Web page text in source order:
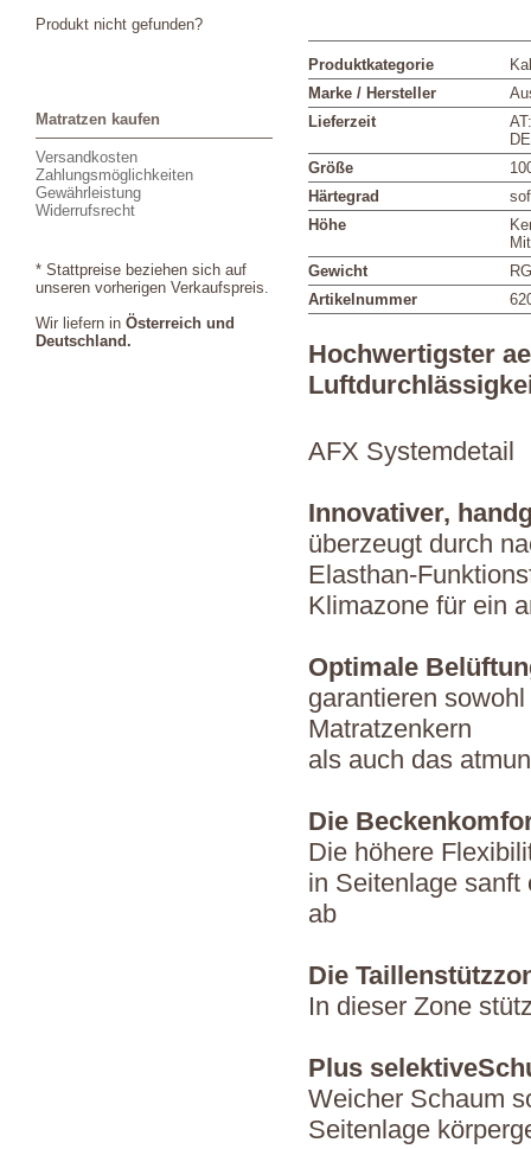
Produkt nicht gefunden?
Matratzen kaufen
Versandkosten
Zahlungsmöglichkeiten
Gewährleistung
Widerrufsrecht
* Stattpreise beziehen sich auf
unseren vorherigen Verkaufspreis.
Wir liefern in Österreich und
Deutschland.
Produktkategorie
Marke / Hersteller
Lieferzeit
Größe
Härtegrad
Höhe
Gewicht
Artikelnummer
Hochwertigster
AFX Systemdetail
Innovativer,
überzeugt durch
Elasthan-
Klimazone für ein
Optimale
garantieren
Matratzenkern
als auch das
Die
Die höhere
in Seitenlage sanft
ab
Die
In dieser Zone
Plus
Weicher Schaum
Seitenlage